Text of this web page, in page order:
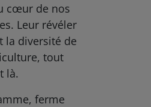
cœur de nos
Leur révéler
la diversité de
tout
là.
ferme